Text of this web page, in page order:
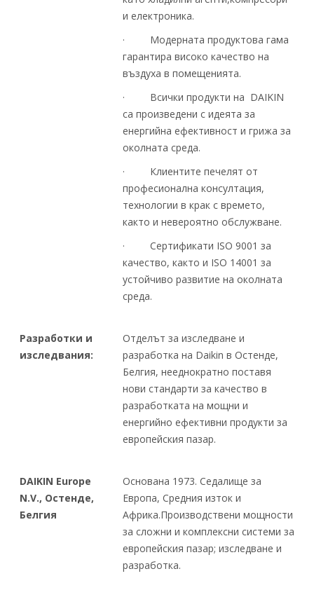
и електроника.
· Модерната продуктова гама
гарантира високо качество на
въздуха в помещенията.
· Всички продукти на DAIKIN
са произведени с идеята за
енергийна ефективност и грижа за
околната среда.
· Клиентите печелят от
професионална консултация,
технологии в крак с времето,
както и невероятно обслужване.
· Сертификати ISO 9001 за
качество, както и ISO 14001 за
устойчиво развитие на околната
среда.
Разработки и
изследвания:
Отделът за изследване и
разработка на Daikin в Остенде,
Белгия, нееднократно поставя
нови стандарти за качество в
разработката на мощни и
енергийно ефективни продукти за
европейския пазар.
DAIKIN Europe
N.V., Остенде,
Белгия
Основана 1973. Седалище за
Европа, Средния изток и
Африка.Производствени мощности
за сложни и комплексни системи за
европейския пазар; изследване и
разработка.